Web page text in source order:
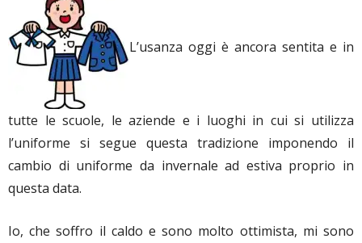
L’usanza oggi è ancora sentita e in
tutte le scuole, le aziende e i luoghi in cui si utilizza
l’uniforme si segue questa tradizione imponendo il
cambio di uniforme da invernale ad estiva proprio in
questa data.
Io, che soffro il caldo e sono molto ottimista, mi sono